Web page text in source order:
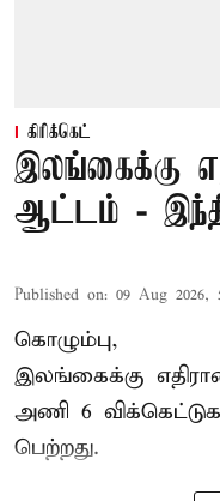
கிரிக்கெட்
இலங்கைக்கு
ஆட்டம் -
Published on: 09 Aug 2026,
கொழும்பு,
இலங்கைக்கு
அணி 6
பெற்றது.